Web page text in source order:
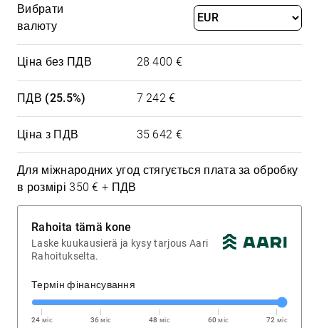
Вибрати
валюту
Ціна без ПДВ 28 400 €
ПДВ (25.5%) 7 242 €
Ціна з ПДВ 35 642 €
Для міжнародних угод стягується плата за обробку
в розмірі 350 € + ПДВ
Rahoita tämä kone
Laske kuukausierä ja kysy tarjous Aari
Rahoitukselta.
Термін фінансування
24 міс 36 міс 48 міс 60 міс 72 міс